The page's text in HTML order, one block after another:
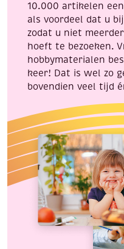
10.000 artikelen
als voordeel dat u
zodat u niet
hoeft te bezoeken.
hobbymaterialen
keer! Dat is wel zo
bovendien veel tijd